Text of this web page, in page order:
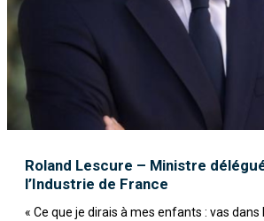
Roland Lescure – Ministre
l’Industrie de France
« Ce que je dirais à mes enfants : vas dans